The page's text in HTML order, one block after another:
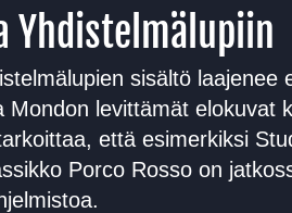
Yhdistelmälupiin
sisältö laajenee
Mondon levittämät elokuvat
että esimerkiksi
Porco Rosso on